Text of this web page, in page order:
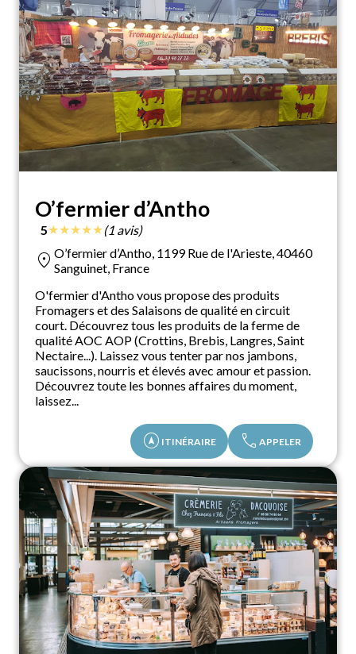
O’fermier d’Antho
5★★★★★(1 avis)
location_on O’fermier d’Antho, 1199 Rue de l'Arieste, 40460
Sanguinet, France
O'fermier d'Antho vous propose des produits
Fromagers et des Salaisons de qualité en circuit
court. Découvrez tous les produits de la ferme de
qualité AOC AOP (Crottins, Brebis, Langres, Saint
Nectaire...). Laissez vous tenter par nos jambons,
saucissons, nourris et élevés avec amour et passion.
Découvrez toute les bonnes affaires du moment,
laissez...
assistant_navigation ITINÉRAIRE call APPELER